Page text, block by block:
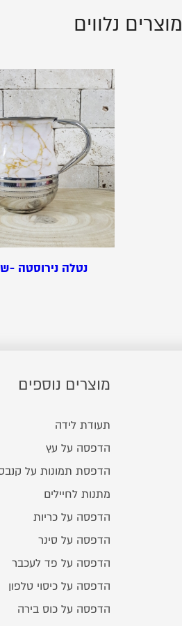
מוצרים נלווים
נטלה נירוסטה -
מוצרים נוספים
תעודת לידה
הדפסה על עץ
הדפסת תמונות על
מתנות לחיילים
הדפסה על כריות
הדפסה על סינר
הדפסה על פד לעכבר
הדפסה על כיסוי טלפון
הדפסה על כוס בירה